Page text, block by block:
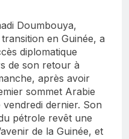
Doumbouya,
en Guinée, a
diplomatique
de son retour à
après avoir
sommet Arabie
dernier. Son
pétrole revêt une
de la Guinée, et